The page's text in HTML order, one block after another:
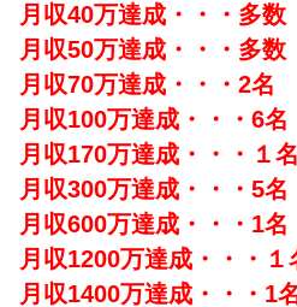
月収40万達成・・・多数
月収50万達成・・・多数
月収70万達成・・・2名
月収100万達成・・・6名
月収170万達成・・・１名
月収300万達成・・・5名
月収600万達成・・・1名
月収1200万達成・・・１
月収1400万達成・・・1